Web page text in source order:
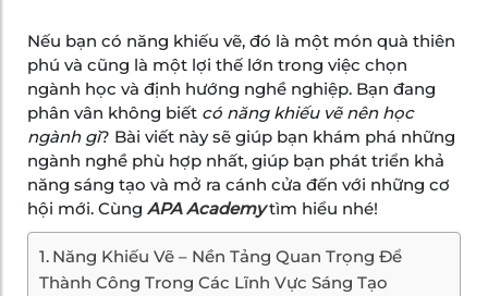
Nếu bạn có năng khiếu vẽ, đó là một món quà thiên
phú và cũng là một lợi thế lớn trong việc chọn
ngành học và định hướng nghề nghiệp. Bạn đang
phân vân không biết có năng khiếu vẽ nên học
ngành gì? Bài viết này sẽ giúp bạn khám phá những
ngành nghề phù hợp nhất, giúp bạn phát triển khả
năng sáng tạo và mở ra cánh cửa đến với những cơ
hội mới. Cùng APA Academytìm hiểu nhé!
Năng Khiếu Vẽ – Nền Tảng Quan Trọng Để
Thành Công Trong Các Lĩnh Vực Sáng Tạo